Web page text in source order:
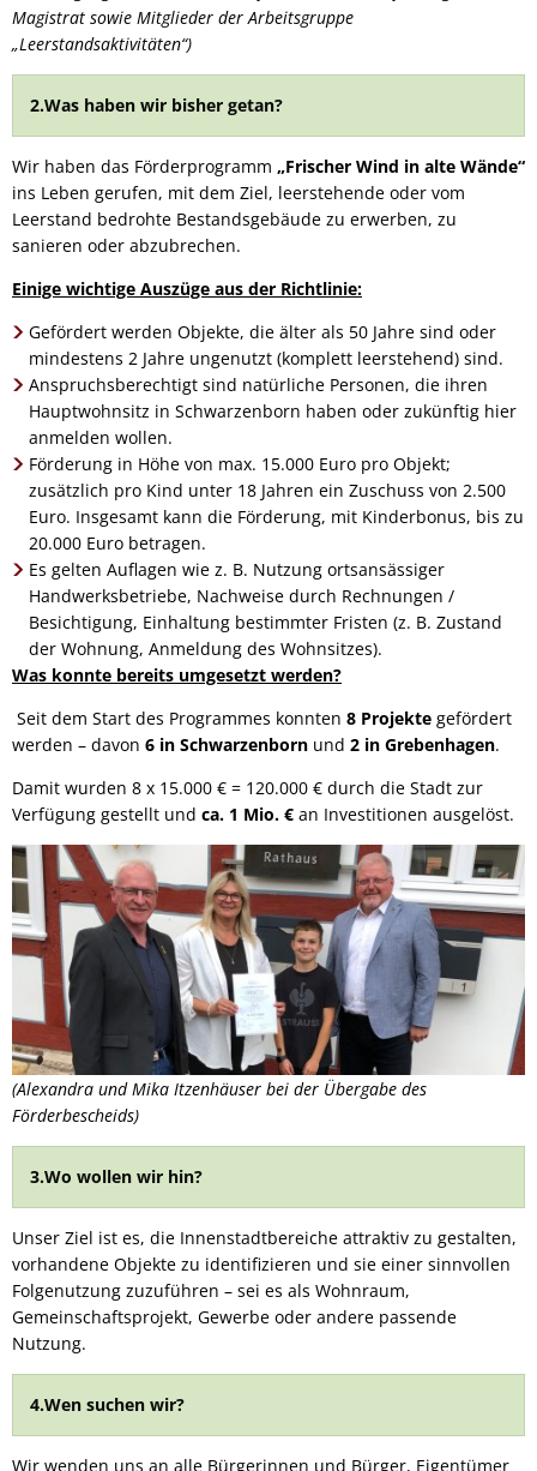
Magistrat sowie Mitglieder der Arbeitsgruppe
„Leerstandsaktivitäten“)
2.Was haben wir bisher getan?
Wir haben das Förderprogramm „Frischer Wind in alte Wände“
ins Leben gerufen, mit dem Ziel, leerstehende oder vom
Leerstand bedrohte Bestandsgebäude zu erwerben, zu
sanieren oder abzubrechen.
Einige wichtige Auszüge aus der Richtlinie:
Gefördert werden Objekte, die älter als 50 Jahre sind oder
mindestens 2 Jahre ungenutzt (komplett leerstehend) sind.
Anspruchsberechtigt sind natürliche Personen, die ihren
Hauptwohnsitz in Schwarzenborn haben oder zukünftig hier
anmelden wollen.
Förderung in Höhe von max. 15.000 Euro pro Objekt;
zusätzlich pro Kind unter 18 Jahren ein Zuschuss von 2.500
Euro. Insgesamt kann die Förderung, mit Kinderbonus, bis zu
20.000 Euro betragen.
Es gelten Auflagen wie z. B. Nutzung ortsansässiger
Handwerksbetriebe, Nachweise durch Rechnungen /
Besichtigung, Einhaltung bestimmter Fristen (z. B. Zustand
der Wohnung, Anmeldung des Wohnsitzes).
Was konnte bereits umgesetzt werden?
Seit dem Start des Programmes konnten 8 Projekte gefördert
werden – davon 6 in Schwarzenborn und 2 in Grebenhagen.
Damit wurden 8 x 15.000 € = 120.000 € durch die Stadt zur
Verfügung gestellt und ca. 1 Mio. € an Investitionen ausgelöst.
(Alexandra und Mika Itzenhäuser bei der Übergabe des
Förderbescheids)
3.Wo wollen wir hin?
Unser Ziel ist es, die Innenstadtbereiche attraktiv zu gestalten,
vorhandene Objekte zu identifizieren und sie einer sinnvollen
Folgenutzung zuzuführen – sei es als Wohnraum,
Gemeinschaftsprojekt, Gewerbe oder andere passende
Nutzung.
4.Wen suchen wir?
Wir wenden uns an alle Bürgerinnen und Bürger, Eigentümer